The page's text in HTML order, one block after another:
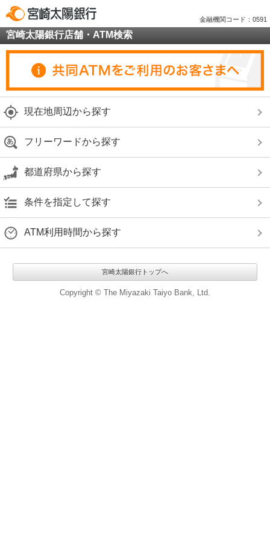
金融機関コード：0591
宮崎太陽銀行店舗・ATM検索
現在地周辺から探す
フリーワードから探す
都道府県から探す
条件を指定して探す
ATM利用時間から探す
宮崎太陽銀行トップへ
Copyright © The Miyazaki Taiyo Bank, Ltd.